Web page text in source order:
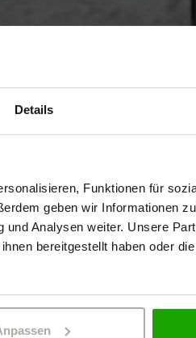
Details
Funktionen für
geben wir Informationen
Analysen weiter. Unsere
bereitgestellt haben oder
bin. Alle Preise werden netto